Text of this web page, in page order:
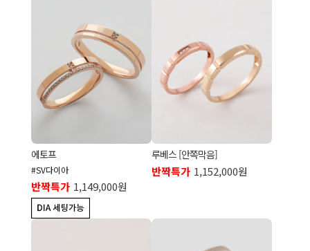
에토프
#SV다이아
반짝특가 1,149,000원
루베스 [안쪽막음]
반짝특가 1,152,000원